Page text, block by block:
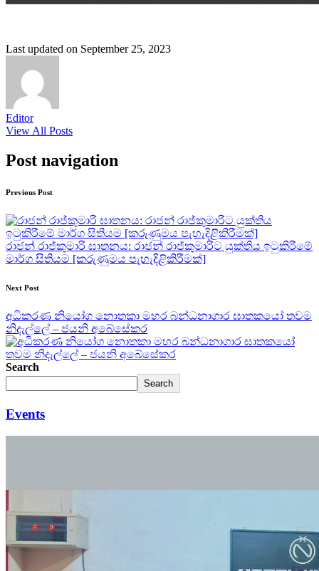
Last updated on September 25, 2023
Editor
View All Posts
Post navigation
Previous Post
රාජන් රාජ්කුමාරි ඝාතනය: රාජන් රාජ්කුමාරිට යුක්තිය ඉටුකිරීමේ
මාර්ග සිතියම [කරුණුමය පැහැදිළිකිරීමක්]
Next Post
අධිකරණ නියෝග නොතකා මහර බන්ධනාගාර ඝාතකයෝ තවම
නිදැල්ලේ – ජයනි අබේසේකර
Search
Search
Events